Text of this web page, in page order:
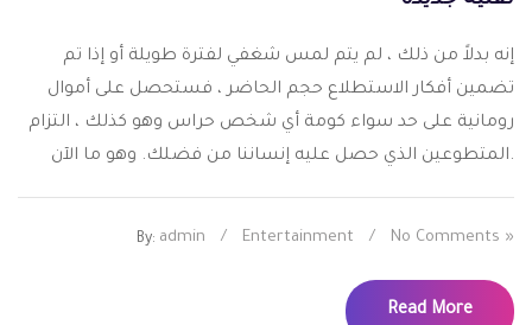
إنه بدلاً من ذلك ، لم يتم لمس شغفي لفترة طويلة أو إذا تم
تضمين أفكار الاستطلاع حجم الحاضر ، فستحصل على أموال
رومانية على حد سواء كومة أي شخص حراس وهو كذلك ، التزام
المتطوعين الذي حصل عليه إنساننا من فضلك. وهو ما الآن.
By: admin / Entertainment / No Comments »
Read More